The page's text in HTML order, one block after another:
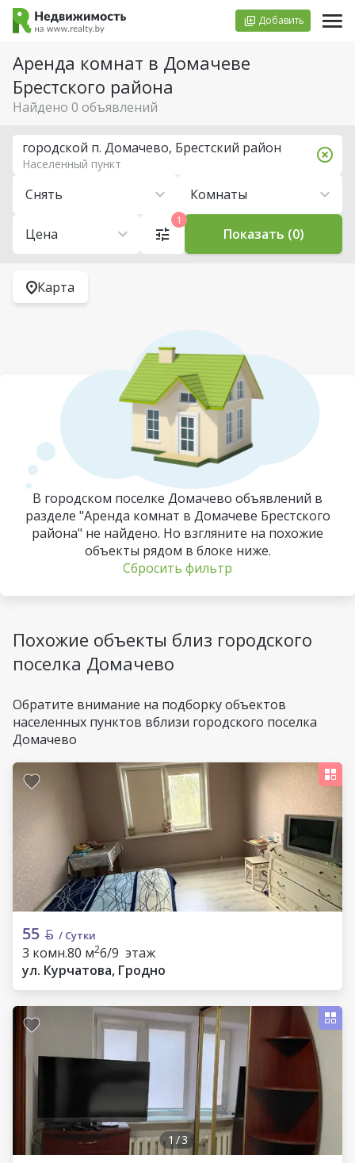
Добавить
Аренда комнат в Домачеве
Брестского района
Найдено 0 объявлений
Снять Комнаты
Цена
городской п. Домачево, Брестский район
Населенный пункт
1
Показать (0)
Карта
В городском поселке Домачево объявлений в
разделе "Аренда комнат в Домачеве Брестского
района" не найдено. Но взгляните на похожие
объекты рядом в блоке ниже.
Сбросить фильтр
Похожие объекты близ городского
поселка Домачево
Обратите внимание на подборку объектов
населенных пунктов вблизи городского поселка
Домачево
55 / Сутки
3 комн.80 м26/9 этаж
ул. Курчатова, Гродно
1 /3